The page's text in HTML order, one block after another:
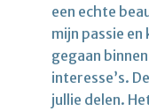
een echte
mijn passie en
gegaan
interesse’s.
jullie delen.